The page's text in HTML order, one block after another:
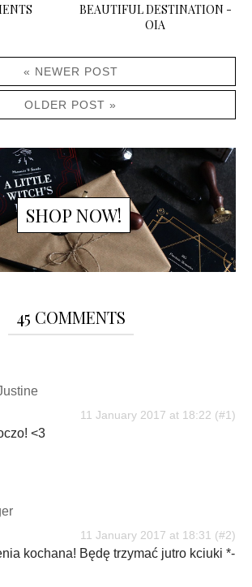
BEAUTIFUL DESTINATION -
OIA
« NEWER POST
OLDER POST »
SHOP NOW!
45 COMMENTS
11 January 2017 at 18:22
<3
11 January 2017 at 18:31
kochana! Będę trzymać jutro kciuki *-